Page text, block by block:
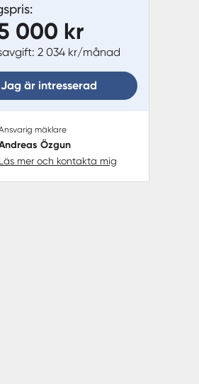
000 kr
2 034 kr/månad
Jag är intresserad
mäklare
Özgun
mer och kontakta mig